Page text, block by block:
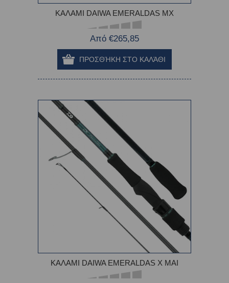
ΚΑΛΑΜΙ DAIWA EMERALDAS MX
Από €265,85
ΚΑΛΑΜΙ DAIWA EMERALDAS X MAI